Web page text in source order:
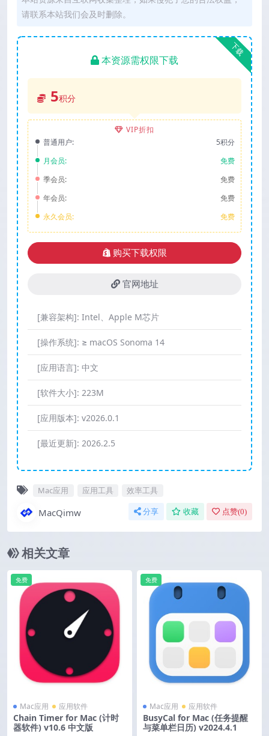
请联系本站我们会及时删除。
下载
本资源需权限下载
5积分
VIP折扣
普通用户:
5积分
月会员:
免费
季会员:
免费
年会员:
免费
永久会员:
免费
购买下载权限
官网地址
[兼容架构]: Intel、Apple M芯片
[操作系统]: ≥ macOS Sonoma 14
[应用语言]: 中文
[软件大小]: 223M
[应用版本]: v2026.0.1
[最近更新]: 2026.2.5
Mac应用 应用工具 效率工具
MacQimw 分享 收藏 点赞(0)
相关文章
Mac应用 应用软件
Chain Timer for Mac (计时
器软件) v10.6 中文版
免费
Mac应用 应用软件
BusyCal for Mac (任务提醒
与菜单栏日历) v2024.4.1
免费